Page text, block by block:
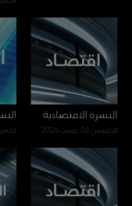
النشرة الاقتصادية
الخميس 06 غشت 2026 الخميس 06